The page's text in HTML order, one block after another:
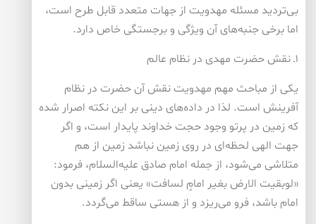
بی‌تردید مسئله مهدویت از جهات متعدد قابل طرح است،
اما برخی جنبه‌های آن ویژگی و برجستگی خاص دارد.
۱ـ نقش حضرت مهدی در نظام عالم
یکی از مباحث مهم مهدویت نقش آن حضرت در نظام
آفرینش است. لذا در داده‌های دینی بر این نکته اصرار شده
که زمین در پرتو وجود حجت خداوند پایدار است، و اگر
جهت الهی لحظه‌ای در روی زمین نباشد زمین از هم
متلاشی می‌شود، از جمله امام صادق علیه‌السلام، فرمود:
«لوبقیت الارض بغیر امامٍ لسافت» یعنی اگر زمینی بدون
امام باشد، فرو می‌ریزد و از هستی ساقط می‌گردد.